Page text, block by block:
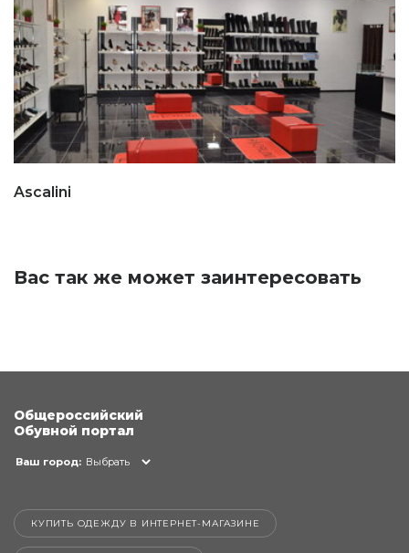
Ascalini
Вас так же может заинтересовать
Общероссийский
Обувной портал
Ваш город: Выбрать
КУПИТЬ ОДЕЖДУ В ИНТЕРНЕТ-МАГАЗИНЕ